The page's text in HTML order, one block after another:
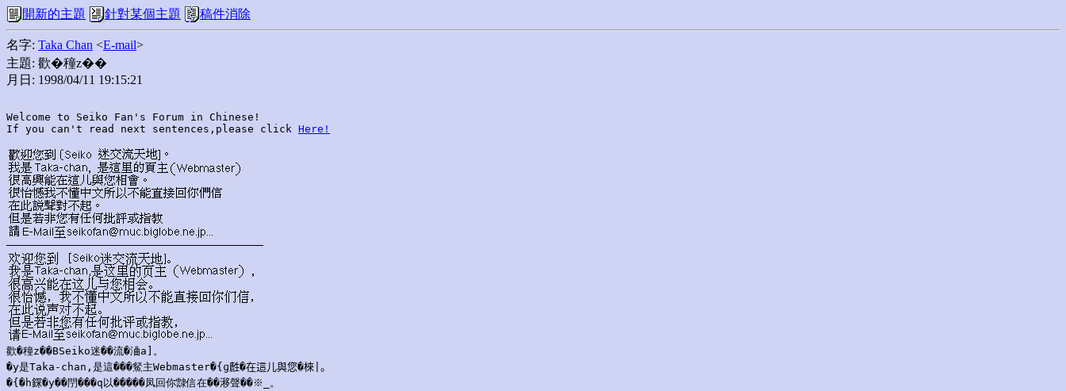
開新的主題 針對某個主題 稿件消除
名字: Taka Chan <E-mail>
主題: 歡�穜z��
月日: 1998/04/11 19:15:21
Welcome to Seiko Fan's Forum in Chinese!
If you can't read next sentences,please click Here!
�y是Taka-chan,是這���䱗主Webmaster�{ɡ𪊟�在這儿與您�棶|。
�{�h𨨥�y��閅���q以�����凤回你霴信在��𣻗聲��※_。